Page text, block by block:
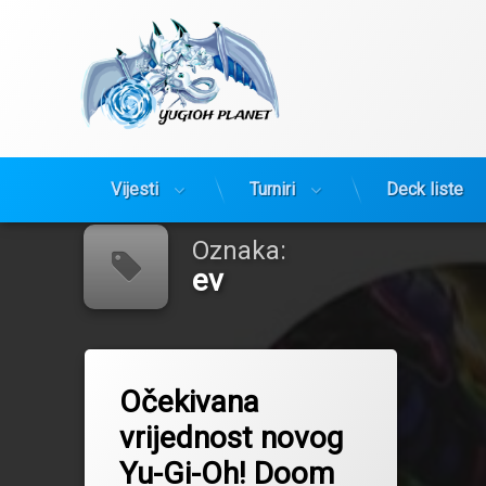
Vijesti Turniri Deck liste
Oznaka:
ev
Očekivana
vrijednost novog
Yu-Gi-Oh! Doom
box
dood
doomofdimension